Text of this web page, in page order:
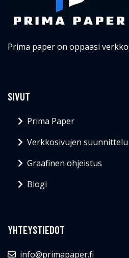
Prima paper on oppaasi
SIVUT
Prima Paper
Verkkosivujen suunnittelu
Graafinen ohjeistus
Blogi
YHTEYSTIEDOT
info@primapaper.fi